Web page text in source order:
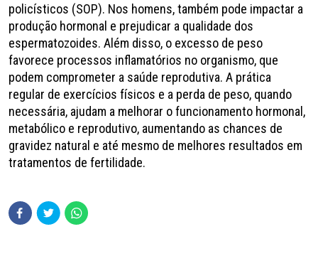
policísticos (SOP). Nos homens, também pode impactar a
produção hormonal e prejudicar a qualidade dos
espermatozoides. Além disso, o excesso de peso
favorece processos inflamatórios no organismo, que
podem comprometer a saúde reprodutiva. A prática
regular de exercícios físicos e a perda de peso, quando
necessária, ajudam a melhorar o funcionamento hormonal,
metabólico e reprodutivo, aumentando as chances de
gravidez natural e até mesmo de melhores resultados em
tratamentos de fertilidade.